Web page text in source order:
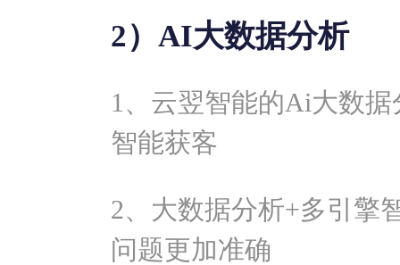
2）AI大数据分析
1、云翌智能的Ai大数
智能获客
2、大数据分析+多引擎
问题更加准确